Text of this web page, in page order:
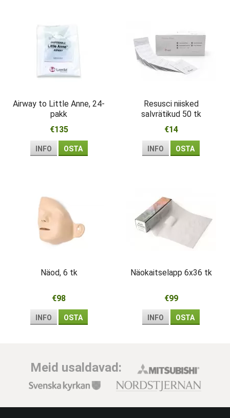
Airway to Little Anne, 24-
pakk
€135
INFO OSTA
Resusci niisked
salvrätikud 50 tk
€14
INFO OSTA
Näod, 6 tk
€98
INFO OSTA
Näokaitselapp 6x36 tk
€99
INFO OSTA
Meid usaldavad: